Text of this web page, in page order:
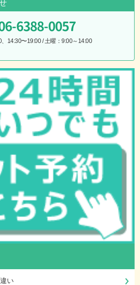
6388-0057
14:30〜19:00 / 土曜：9:00～14:00
い